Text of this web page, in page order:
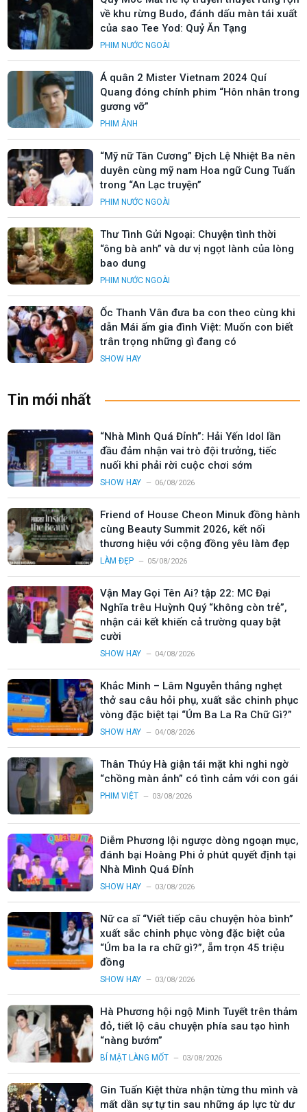
về khu rừng Budo, đánh dấu màn tái xuất
của sao Tee Yod: Quỷ Ăn Tạng
PHIM NƯỚC NGOÀI
Á quân 2 Mister Vietnam 2024 Quí
Quang đóng chính phim “Hôn nhân trong
gương vỡ”
PHIM ẢNH
“Mỹ nữ Tân Cương” Địch Lệ Nhiệt Ba nên
duyên cùng mỹ nam Hoa ngữ Cung Tuấn
trong “An Lạc truyện”
PHIM NƯỚC NGOÀI
Thư Tình Gửi Ngoại: Chuyện tình thời
“ông bà anh” và dư vị ngọt lành của lòng
bao dung
PHIM NƯỚC NGOÀI
Ốc Thanh Vân đưa ba con theo cùng khi
dẫn Mái ấm gia đình Việt: Muốn con biết
trân trọng những gì đang có
SHOW HAY
Tin mới nhất
“Nhà Mình Quá Đỉnh”: Hải Yến Idol lần
đầu đảm nhận vai trò đội trưởng, tiếc
nuối khi phải rời cuộc chơi sớm
SHOW HAY 06/08/2026
Friend of House Cheon Minuk đồng hành
cùng Beauty Summit 2026, kết nối
thương hiệu với cộng đồng yêu làm đẹp
LÀM ĐẸP 05/08/2026
Vận May Gọi Tên Ai? tập 22: MC Đại
Nghĩa trêu Huỳnh Quý “không còn trẻ”,
nhận cái kết khiến cả trường quay bật
cười
SHOW HAY 04/08/2026
Khắc Minh – Lâm Nguyễn thắng nghẹt
thở sau câu hỏi phụ, xuất sắc chinh phục
vòng đặc biệt tại “Úm Ba La Ra Chữ Gì?”
SHOW HAY 04/08/2026
Thân Thúy Hà giận tái mặt khi nghi ngờ
“chồng màn ảnh” có tình cảm với con gái
PHIM VIỆT 03/08/2026
Diễm Phương lội ngược dòng ngoạn mục,
đánh bại Hoàng Phi ở phút quyết định tại
Nhà Mình Quá Đỉnh
SHOW HAY 03/08/2026
Nữ ca sĩ “Viết tiếp câu chuyện hòa bình”
xuất sắc chinh phục vòng đặc biệt của
“Úm ba la ra chữ gì?”, ẵm trọn 45 triệu
đồng
SHOW HAY 03/08/2026
Hà Phương hội ngộ Minh Tuyết trên thảm
đỏ, tiết lộ câu chuyện phía sau tạo hình
“nàng bướm”
BÍ MẬT LÀNG MỐT 03/08/2026
Gin Tuấn Kiệt thừa nhận từng thu mình và
mất dần sự tự tin sau những áp lực từ dư